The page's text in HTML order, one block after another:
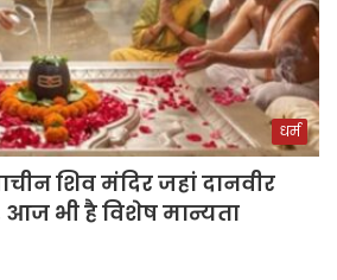
धर्म
शिव मंदिर जहां दानवीर
आज भी है विशेष मान्यता